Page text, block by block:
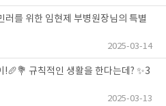
러를 위한 임현제 부병원장님의 특별
2025-03-14
!🥖💐 규칙적인 생활을 한다는데? ✨3
2025-03-13